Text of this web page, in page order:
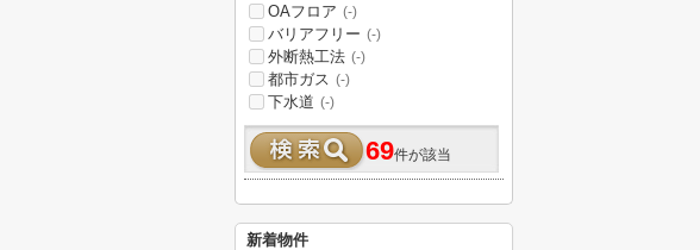
OAフロア (-)
バリアフリー (-)
外断熱工法 (-)
都市ガス (-)
下水道 (-)
69件が該当
新着物件